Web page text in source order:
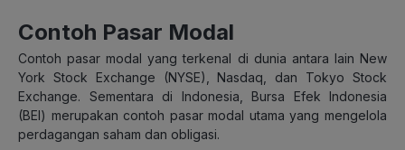
Contoh Pasar Modal
Contoh pasar modal yang terkenal di dunia antara lain New
York Stock Exchange (NYSE), Nasdaq, dan Tokyo Stock
Exchange. Sementara di Indonesia, Bursa Efek Indonesia
(BEI) merupakan contoh pasar modal utama yang mengelola
perdagangan saham dan obligasi.